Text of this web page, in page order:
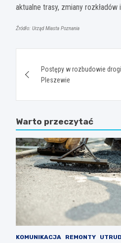
aktualne trasy, zmiany
Źródło: Urząd Miasta Poznania
wpisuPostępy w rozbudowie
Pleszewie
Warto przeczytać
KOMUNIKACJA REMONTY